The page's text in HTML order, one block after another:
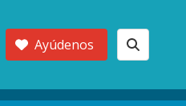
Ayúdenos